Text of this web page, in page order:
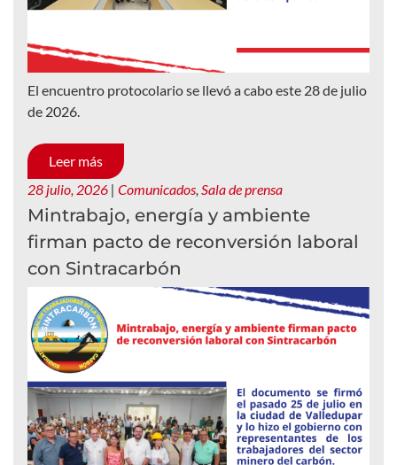
El encuentro protocolario se llevó a cabo este 28 de julio
de 2026.
Leer más
28 julio, 2026 | Comunicados, Sala de prensa
Mintrabajo, energía y ambiente
firman pacto de reconversión laboral
con Sintracarbón